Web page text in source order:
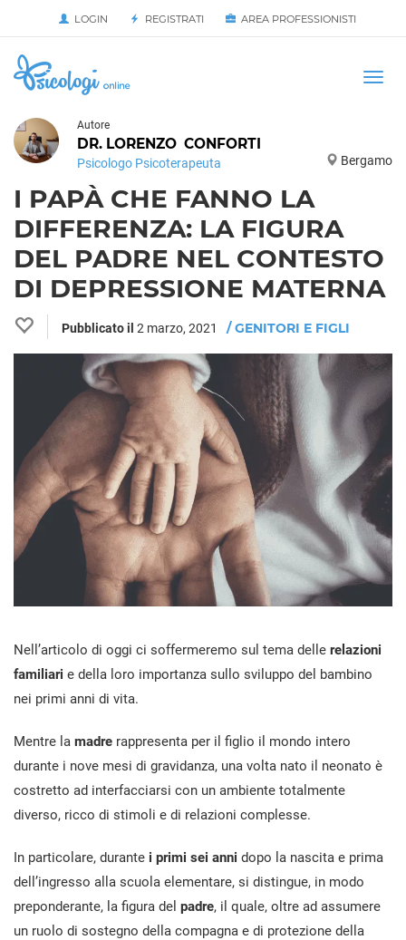
Avvia
LOGIN REGISTRATI AREA PROFESSIONISTI
Autore
DR. LORENZO CONFORTI
Psicologo Psicoterapeuta Bergamo
I PAPÀ CHE FANNO LA
DIFFERENZA: LA FIGURA
DEL PADRE NEL CONTESTO
DI DEPRESSIONE MATERNA
Pubblicato il 2 marzo, 2021 / GENITORI E FIGLI
Nell’articolo di oggi ci soffermeremo sul tema delle relazioni
familiari e della loro importanza sullo sviluppo del bambino
nei primi anni di vita.
Mentre la madre rappresenta per il figlio il mondo intero
durante i nove mesi di gravidanza, una volta nato il neonato è
costretto ad interfacciarsi con un ambiente totalmente
diverso, ricco di stimoli e di relazioni complesse.
In particolare, durante i primi sei anni dopo la nascita e prima
dell’ingresso alla scuola elementare, si distingue, in modo
preponderante, la figura del padre, il quale, oltre ad assumere
un ruolo di sostegno della compagna e di protezione della